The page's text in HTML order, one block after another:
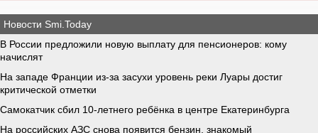
СпецпроектыПроекты Архив